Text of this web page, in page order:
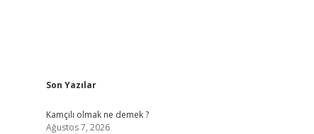
Sidebar
Son Yazılar
Kamçılı olmak ne demek ?
Ağustos 7, 2026